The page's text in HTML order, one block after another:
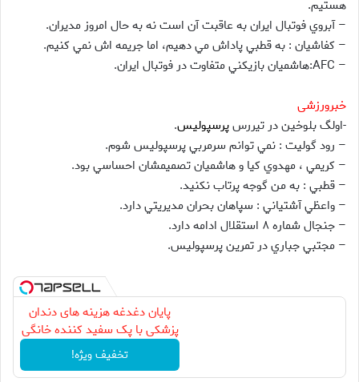
هستيم.
– آبروي فوتبال ايران به عاقبت آن است نه به حال امروز مديران.
– كفاشيان : به قطبي پاداش مي دهيم، اما جريمه اش نمي كنيم.
– AFC:هاشميان بازيكني متفاوت در فوتبال ايران.
خبرورزشی
-اولگ بلوخين در تيررسپرسپولیس.
– رود گوليت : نمي توانم سرمربي پرسپوليس شوم.
– كريمي ، مهدوي كيا و هاشميان تصميمشان احساسي بود.
– قطبي : به من گوجه پرتاب نكنيد.
– واعظي آشتياني : سپاهان بحران مديريتي دارد.
– جنجال شماره ۸ استقلال ادامه دارد.
– مجتبي جباري در تمرين پرسپوليس.
پایان دغدغه هزینه های دندان
پزشکی با پک سفید کننده خانگی
تخفیف ویژه!